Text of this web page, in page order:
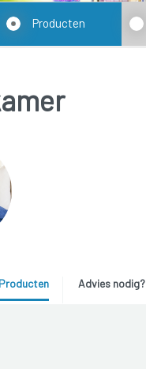
Producten
Producten Advies nodig?